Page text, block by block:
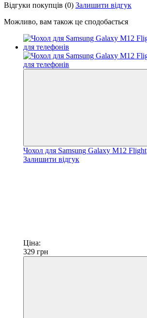
Відгуки покупців (0) Залишити відгук
Можливо, вам також це сподобається
Чохол для Samsung Galaxy M12 Flight
Залишити відгук
Ціна:
329 грн